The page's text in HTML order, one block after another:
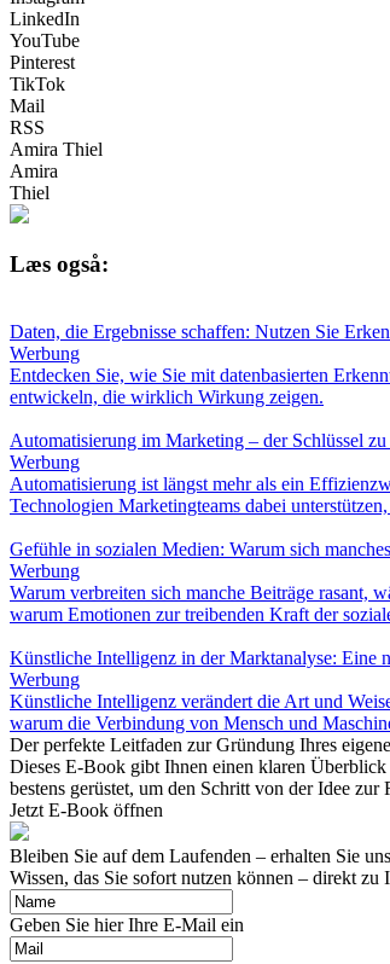
LinkedIn
YouTube
Pinterest
TikTok
Mail
RSS
Amira Thiel
Amira
Thiel
Læs også:
Daten, die Ergebnisse schaffen: Nutzen Sie
Werbung
Entdecken Sie, wie Sie mit datenbasierten
entwickeln, die wirklich Wirkung zeigen.
Automatisierung im Marketing – der Schlüssel
Werbung
Automatisierung ist längst mehr als ein
Technologien Marketingteams dabei
Gefühle in sozialen Medien: Warum sich
Werbung
Warum verbreiten sich manche Beiträge rasant,
warum Emotionen zur treibenden Kraft der
Künstliche Intelligenz in der Marktanalyse: Eine
Werbung
Künstliche Intelligenz verändert die Art und
warum die Verbindung von Mensch und
Der perfekte Leitfaden zur Gründung Ihres
Dieses E-Book gibt Ihnen einen klaren
bestens gerüstet, um den Schritt von der Idee zur
Jetzt E-Book öffnen
Bleiben Sie auf dem Laufenden – erhalten Sie
Wissen, das Sie sofort nutzen können – direkt zu
Geben Sie hier Ihre E-Mail ein